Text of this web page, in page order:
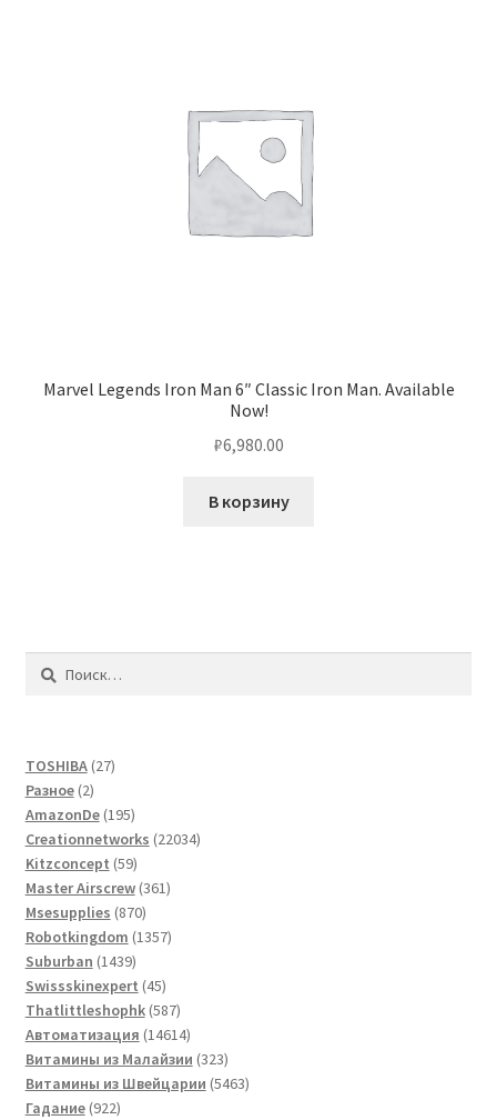
Marvel Legends Iron Man 6″ Classic Iron Man. Available
Now!
₽6,980.00
В корзину
Найти:
TOSHIBA 2727
Разное 22
товара
AmazonDe 195195
товаров
Creationnetworks 2203422034
Kitzconcept 5959
товаров
Master Airscrew 361361
Msesupplies 870870
товаров
Robotkingdom 13571357
Suburban 14391439
товаров
Swissskinexpert 4545
товаров
Thatlittleshophk 587587
товаров
Автоматизация 1461414614
товаров
Витамины из Малайзии 323323
товара
Витамины из Швейцарии 54635463
Гадание 922922